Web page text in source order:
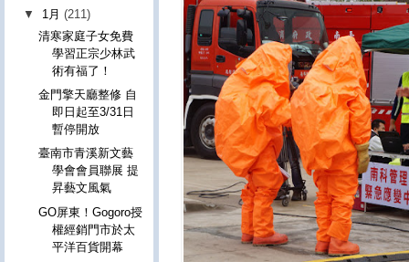
▼ 1月(211)
清寒家庭子女免費
學習正宗少林武
術有福了！
金門擎天廳整修 自
即日起至3/31日
暫停開放
臺南市青溪新文藝
學會會員聯展 提
昇藝文風氣
GO屏東！Gogoro授
權經銷門市於太
平洋百貨開幕